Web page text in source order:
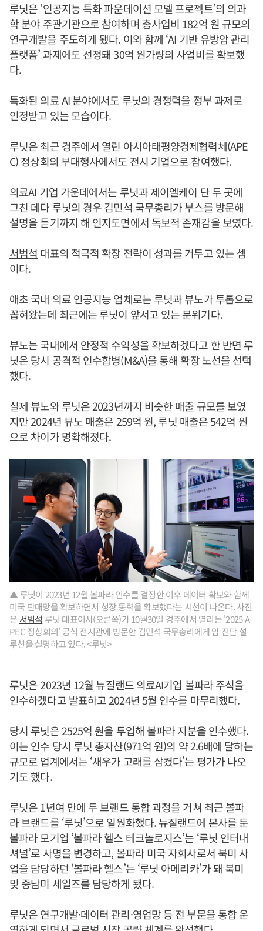
루닛은 ‘인공지능 특화 파운데이션 모델 프로젝트’의 의과
학 분야 주관기관으로 참여하며 총사업비 182억 원 규모의
연구개발을 주도하게 됐다. 이와 함께 ‘AI 기반 유방암 관리
플랫폼’ 과제에도 선정돼 30억 원가량의 사업비를 확보했
다.
특화된 의료 AI 분야에서도 루닛의 경쟁력을 정부 과제로
인정받고 있는 모습이다.
루닛은 최근 경주에서 열린 아시아태평양경제협력체(APE
C) 정상회의 부대행사에서도 전시 기업으로 참여했다.
의료AI 기업 가운데에서는 루닛과 제이엘케이 단 두 곳에
그친 데다 루닛의 경우 김민석 국무총리가 부스를 방문해
설명을 듣기까지 해 인지도면에서 독보적 존재감을 보였다.
서범석 대표의 적극적 확장 전략이 성과를 거두고 있는 셈
이다.
애초 국내 의료 인공지능 업체로는 루닛과 뷰노가 투톱으로
꼽혀왔는데 최근에는 루닛이 앞서고 있는 분위기다.
뷰노는 국내에서 안정적 수익성을 확보하겠다고 한 반면 루
닛은 당시 공격적 인수합병(M&A)을 통해 확장 노선을 선택
했다.
실제 뷰노와 루닛은 2023년까지 비슷한 매출 규모를 보였
지만 2024년 뷰노 매출은 259억 원, 루닛 매출은 542억 원
으로 차이가 명확해졌다.
▲ 루닛이 2023년 12월 볼파라 인수를 결정한 이후 데이터 확보와 함께
미국 판매망을 확보하면서 성장 동력을 확보했다는 시선이 나온다. 사진
은 서범석 루닛 대표이사(오른쪽)가 10월30일 경주에서 열리는 '2025 A
PEC 정상회의' 공식 전시관에 방문한 김민석 국무총리에게 암 진단 설
루션을 설명하고 있다. <루닛>
루닛은 2023년 12월 뉴질랜드 의료AI기업 볼파라 주식을
인수하겠다고 발표하고 2024년 5월 인수를 마무리했다.
당시 루닛은 2525억 원을 투입해 볼파라 지분을 인수했다.
이는 인수 당시 루닛 총자산(971억 원)의 약 2.6배에 달하는
규모로 업계에서는 ‘새우가 고래를 삼켰다’는 평가가 나오
기도 했다.
루닛은 1년여 만에 두 브랜드 통합 과정을 거쳐 최근 볼파
라 브랜드를 ‘루닛’으로 일원화했다. 뉴질랜드에 본사를 둔
볼파라 모기업 ‘볼파라 헬스 테크놀로지스’는 ‘루닛 인터내
셔널’로 사명을 변경하고, 볼파라 미국 자회사로서 북미 사
업을 담당하던 ‘볼파라 헬스’는 ‘루닛 아메리카’가 돼 북미
및 중남미 세일즈를 담당하게 됐다.
루닛은 연구개발·데이터 관리·영업망 등 전 부문을 통합 운